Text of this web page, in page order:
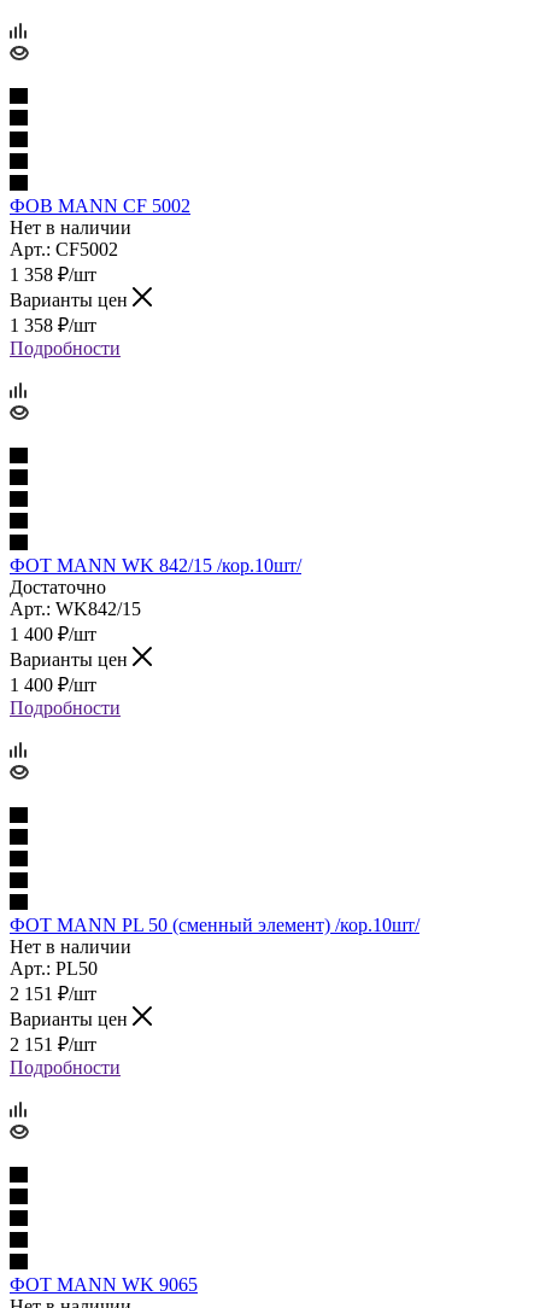
ФОВ MANN CF 5002
Нет в наличии
Арт.: CF5002
1 358 ₽/шт
Варианты цен
1 358 ₽/шт
Подробности
ФОТ MANN WK 842/15 /кор.10шт/
Достаточно
Арт.: WK842/15
1 400 ₽/шт
Варианты цен
1 400 ₽/шт
Подробности
ФОТ MANN PL 50 (сменный элемент) /кор.10шт/
Нет в наличии
Арт.: PL50
2 151 ₽/шт
Варианты цен
2 151 ₽/шт
Подробности
ФОТ MANN WK 9065